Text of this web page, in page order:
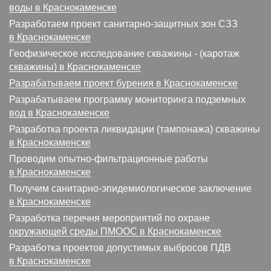
воды в Краснокаменске
Разработаем проект санитарно-защитных зон СЗЗ
в Краснокаменске
Геофизическое исследование скважины - (каротаж
скважины) в Краснокаменске
Разрабатываем проект бурения в Краснокаменске
Разрабатываем программу мониторинга подземных
вод в Краснокаменске
Разработка проекта ликвидации (тампонажа) скважины
в Краснокаменске
Проводим опытно-фильтрационные работы
в Краснокаменске
Получим санитарно-эпидемиологическое заключение
в Краснокаменске
Разработка перечня мероприятий по охране
окружающей среды ПМООС в Краснокаменске
Разработка проектов допустимых выбросов ПДВ
в Краснокаменске